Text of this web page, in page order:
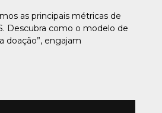
as principais métricas de
Descubra como o modelo de
doação”, engajam